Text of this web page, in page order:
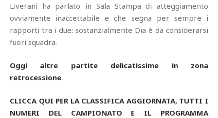
Liverani ha parlato in Sala Stampa di atteggiamento
ovviamente inaccettabile e che segna per sempre i
rapporti tra i due: sostanzialmente Dia è da considerarsi
fuori squadra.
Oggi altre partite delicatissime in zona
retrocessione.
CLICCA QUI PER LA CLASSIFICA AGGIORNATA, TUTTI I
NUMERI DEL CAMPIONATO E IL PROGRAMMA